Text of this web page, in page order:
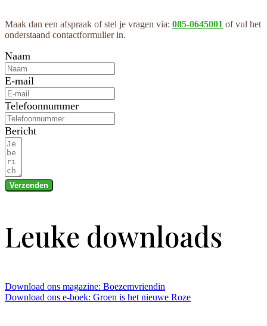
Maak dan een afspraak of stel je vragen via: 085-0645001 of vul het
onderstaand contactformulier in.
Naam
E-mail
Telefoonnummer
Bericht
Verzenden
Leuke downloads
Download ons magazine: Boezemvriendin
Download ons e-boek: Groen is het nieuwe Roze